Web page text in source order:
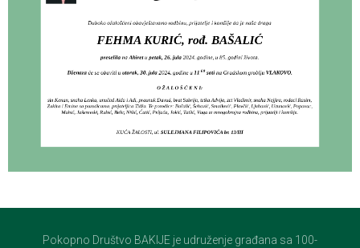
Pokopno Društvo BAKIJE je udruženje građana sa 100-